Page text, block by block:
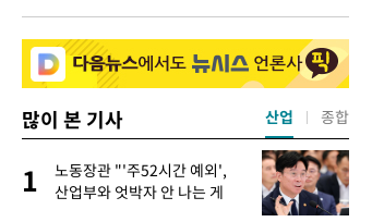
많이 본 기사
1
노동장관 "'주52시간 예외',
산업부와 엇박자 안 나는 게
산업 종합